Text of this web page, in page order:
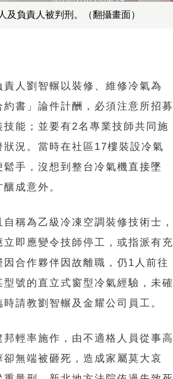
負責人被判刑。（翻攝畫面）
人劉智輾以裝修、維修冷氣為
書」論件計酬，必須注意所招募
能；並要有2名專業技師共同施
況。當時在社區17樓裝設冷氣
手，沒想到整台冷氣機直接墜
成意外。
稱為乙級冷凍空調裝修技術士，
即應變令技師停工，或指派有充
合作夥伴因故離職，仍1人前往
號的直立式窗型冷氣經驗，未確
請教劉智輾及金耀公司員工。
輕率施作，由不適格人員從事高
無端被砸死，造成家屬莫大哀